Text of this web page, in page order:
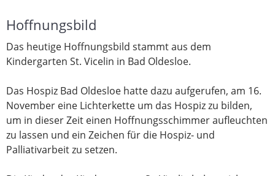
Hoffnungsbild
Das heutige Hoffnungsbild stammt aus dem
Kindergarten St. Vicelin in Bad Oldesloe.
Das Hospiz Bad Oldesloe hatte dazu aufgerufen, am 16.
November eine Lichterkette um das Hospiz zu bilden,
um in dieser Zeit einen Hoffnungsschimmer aufleuchten
zu lassen und ein Zeichen für die Hospiz- und
Palliativarbeit zu setzen.